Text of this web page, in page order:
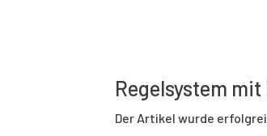
Regelsystem mit
Der Artikel wurde